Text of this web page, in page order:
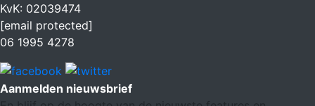
KvK: 02039474
[email protected]
06 1995 4278
Aanmelden nieuwsbrief